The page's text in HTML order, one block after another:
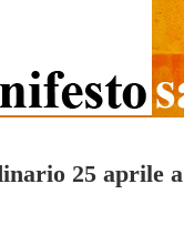
25 aprile a